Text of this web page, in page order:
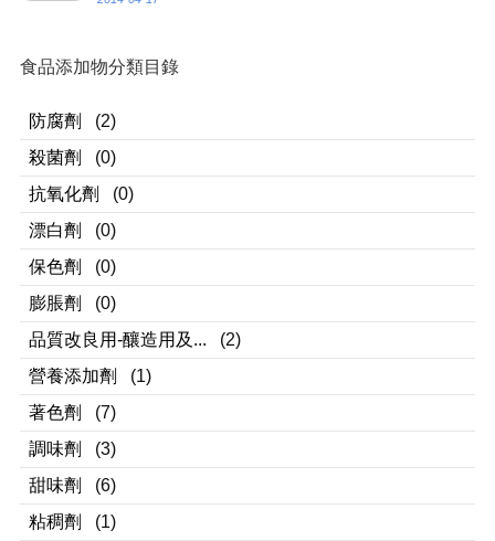
食品添加物分類目錄
防腐劑
(2)
殺菌劑
(0)
抗氧化劑
(0)
漂白劑
(0)
保色劑
(0)
膨脹劑
(0)
品質改良用-釀造用及...
(2)
營養添加劑
(1)
著色劑
(7)
調味劑
(3)
甜味劑
(6)
粘稠劑
(1)